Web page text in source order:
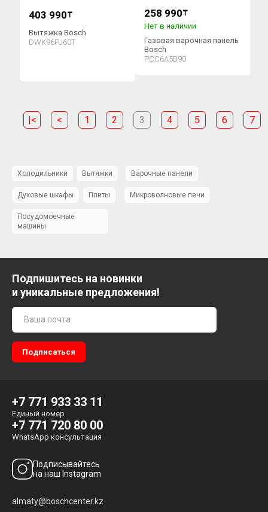
403 990₸
Вытяжка Bosch
DWK96PJ60T
258 990₸
Газовая варочная панель
Bosch
PCC6A5B90
Нет в наличии
|< < 1 2 3 4 5 6 7
Холодильники Вытяжки Варочные панели
Духовые шкафы Плиты Микроволновые печи
Посудомоечные
машины
Подпишитесь на новинки
и уникальные предложения!
+7 771 933 33 11
Единый номер
+7 771 720 80 00
WhatsApp консультация
Подписывайтесь
на наш Instagram
almaty@boschcenter.kz